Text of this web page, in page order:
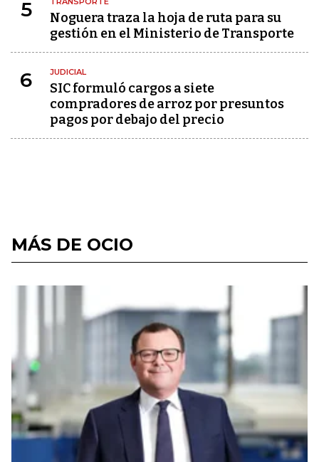
5
Noguera traza la hoja de ruta para su
gestión en el Ministerio de Transporte
6 JUDICIAL
SIC formuló cargos a siete
compradores de arroz por presuntos
pagos por debajo del precio
MÁS DE OCIO